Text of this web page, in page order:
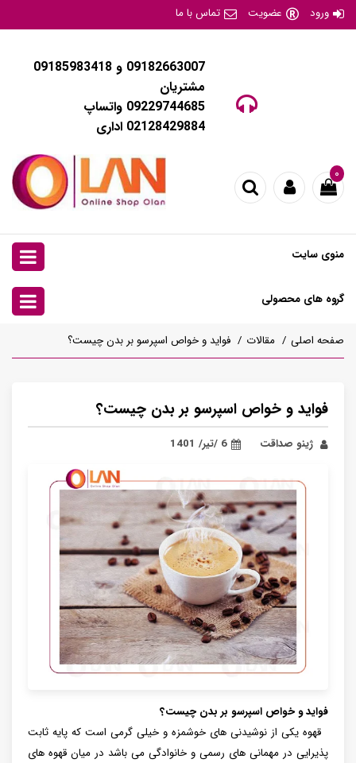
ورود عضویت تماس با ما
09182663007 و 09185983418
مشتریان
09229744685 واتساپ
02128429884 اداری
۰
منوی سایت
گروه های محصولی
صفحه اصلی مقالات فواید و خواص اسپرسو بر بدن چیست؟
فواید و خواص اسپرسو بر بدن چیست؟
ژینو صداقت 6 /تیر/ 1401
فواید و خواص اسپرسو بر بدن چیست؟
قهوه یکی از نوشیدنی های خوشمزه و خیلی گرمی است که پایه ثابت
پذیرایی در مهمانی های رسمی و خانوادگی می باشد در میان قهوه های